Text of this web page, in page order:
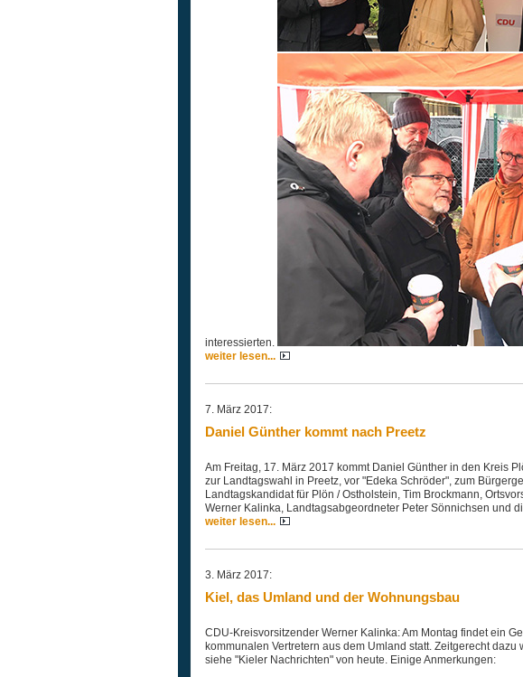
interessierten.
weiter lesen...
7. März 2017:
Daniel Günther kommt nach Preetz
Am Freitag, 17. März 2017 kommt Daniel Günther in den Kreis
zur Landtagswahl in Preetz, vor "Edeka Schröder", zum
Landtagskandidat für Plön / Ostholstein, Tim Brockmann,
Werner Kalinka, Landtagsabgeordneter Peter Sönnichsen und
weiter lesen...
3. März 2017:
Kiel, das Umland und der Wohnungsbau
CDU-Kreisvorsitzender Werner Kalinka: Am Montag findet ein
kommunalen Vertretern aus dem Umland statt. Zeitgerecht
siehe "Kieler Nachrichten" von heute. Einige Anmerkungen: